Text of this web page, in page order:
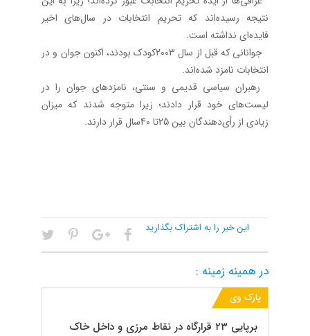
نتیجه رسیده‌اند که تحریم انتخابات در سال‌های اخیر
فایده‌ای نداشته است.
جوانانی که قبل از سال 2003کودک بودند، اکنون جوان و در
انتخابات نامزد شده‌اند.
رهبران سیاسی قدیمی و سنتی، نامزدهای جوان را در
لیست‌های خود قرار دادند؛ زیرا متوجه شدند که میزان
زیادی از رأی‌دهندگان بین 25تا 40سال قرار دارند.
این خبر را به اشتراک بگذارید
در همینه زمینه :
پارک وی
برپایی ۲۳ قرارگاه در نقاط مرزی و داخل خاک